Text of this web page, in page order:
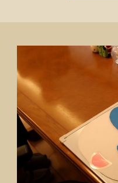
いる方、感動され涙さ
を叩く方もいらっしゃ
て『ドンドンドン、カ
て演奏されていました
能にすっかり魅了され